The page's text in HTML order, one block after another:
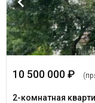
10 500 000 ₽
2-комнатная